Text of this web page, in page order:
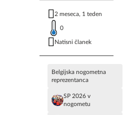
2 meseca, 1 teden
0
Natisni članek
Belgijska nogometna
reprezentanca
SP 2026 v
nogometu